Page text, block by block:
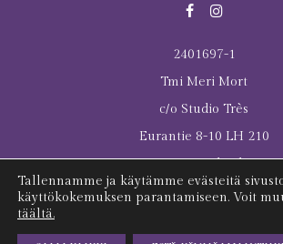
2401697-1
Tmi Meri Mort
c/o Studio Très
Eurantie 8-10 LH 210
00550 Helsinki
© 2026 All rights reserved
Last Tuesday was here
Tallennamme ja käytämme evästeitä
käyttökokemuksen parantamiseen. Voit
täältä.